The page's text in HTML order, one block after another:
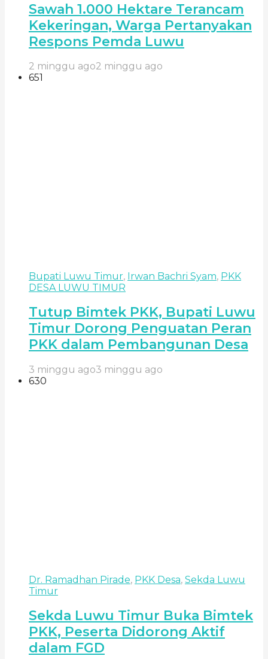
Sawah 1.000 Hektare Terancam
Kekeringan, Warga Pertanyakan
Respons Pemda Luwu
2 minggu ago2 minggu ago
651
Bupati Luwu Timur, Irwan Bachri Syam, PKK
DESA LUWU TIMUR
Tutup Bimtek PKK, Bupati Luwu
Timur Dorong Penguatan Peran
PKK dalam Pembangunan Desa
3 minggu ago3 minggu ago
630
Dr. Ramadhan Pirade, PKK Desa, Sekda Luwu
Timur
Sekda Luwu Timur Buka Bimtek
PKK, Peserta Didorong Aktif
dalam FGD